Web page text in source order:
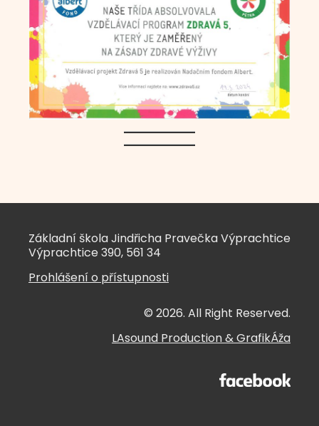
Základní škola Jindřicha Pravečka Výprachtice
Výprachtice 390, 561 34
Prohlášení o přístupnosti
© 2026. All Right Reserved.
LAsound Production&GrafikÁža